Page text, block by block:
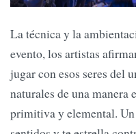
La técnica y la
evento, los artistas
jugar con esos seres del
naturales de una manera
primitiva y elemental.